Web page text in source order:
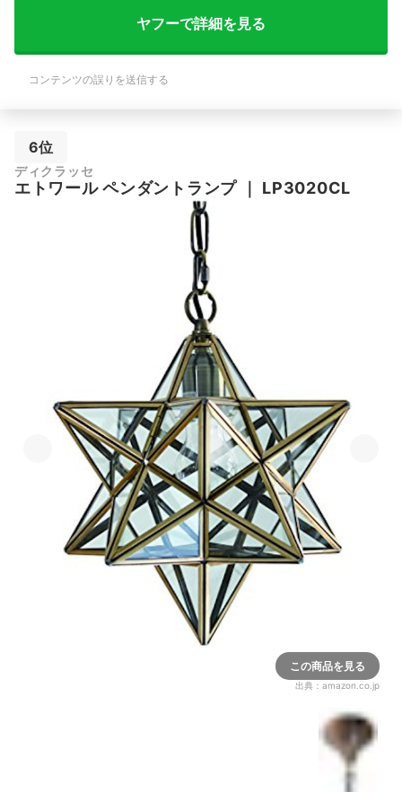
ヤフーで詳細を見る
コンテンツの誤りを送信する
6位
ディクラッセ
エトワール ペンダントランプ｜ ‎LP3020CL
この商品を見る
出典： amazon.co.jp